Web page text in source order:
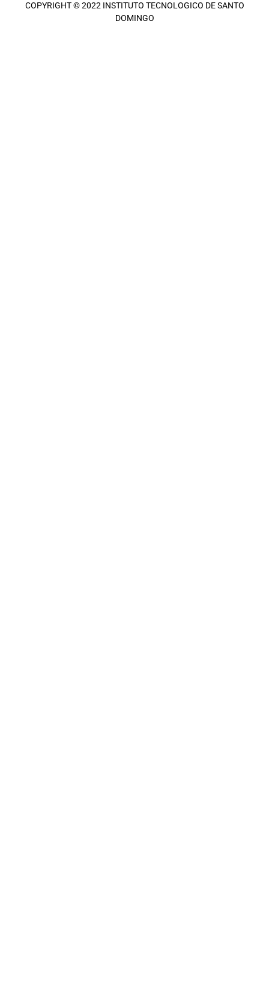
COPYRIGHT © 2022 INSTITUTO TECNOLOGICO DE SANTO
DOMINGO